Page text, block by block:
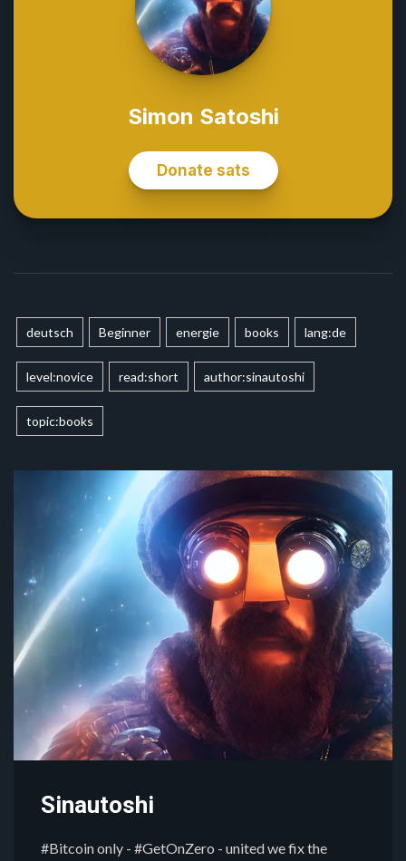
deutsch Beginner energie books lang:de
level:novice read:short author:sinautoshi
topic:books
Sinautoshi
#Bitcoin only - #GetOnZero - united we fix the